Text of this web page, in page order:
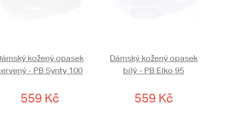
kožený opasek
- PB Synty 100
559 Kč
Dámský kožený opasek
bílý - PB Elko 95
559 Kč